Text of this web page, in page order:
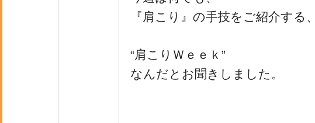
『肩こり』の手技をご紹介する、
“肩こりＷｅｅｋ”
なんだとお聞きしました。